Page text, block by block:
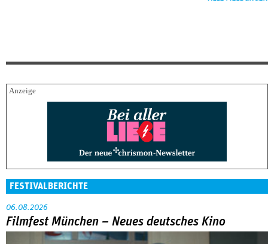
FESTIVALBERICHTE
06.08.2026
Filmfest München – Neues deutsches Kino